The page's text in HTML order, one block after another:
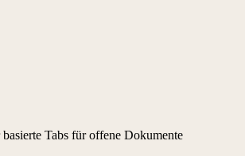
Tabs für offene Dokumente